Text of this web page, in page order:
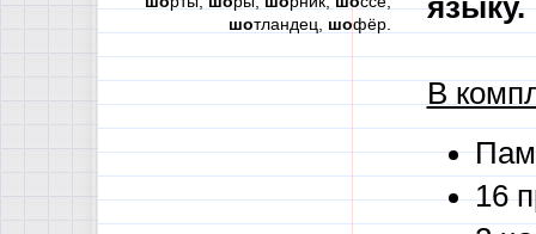
шотландец, шофёр.
языку.
В
16